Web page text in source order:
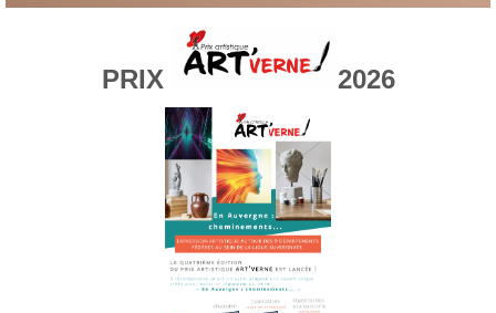
PRIX 2026